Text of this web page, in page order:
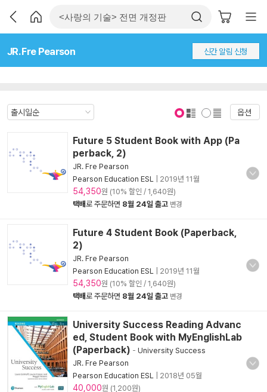
JR. Fre Pearson 신간 알림 신청
옵션
Future 5 Student Book with App (Pa
perback, 2)
JR. Fre Pearson
Pearson Education ESL
2019년 11월
54,350원 (10% 할인 / 1,640원)
택배로 주문하면 8월 24일 출고 변경
Future 4 Student Book (Paperback,
2)
JR. Fre Pearson
Pearson Education ESL
2019년 11월
54,350원 (10% 할인 / 1,640원)
택배로 주문하면 8월 24일 출고 변경
University Success Reading Advanc
ed, Student Book with MyEnglishLab
(Paperback) - University Success
JR. Fre Pearson
Pearson Education ESL
2018년 05월
40,000원 (1,200원)